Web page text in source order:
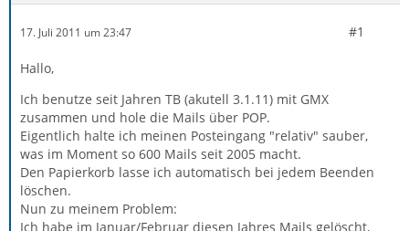
17. Juli 2011 um 23:47 #1
Hallo,
Ich benutze seit Jahren TB (akutell 3.1.11) mit GMX
zusammen und hole die Mails über POP.
Eigentlich halte ich meinen Posteingang "relativ" sauber,
was im Moment so 600 Mails seit 2005 macht.
Den Papierkorb lasse ich automatisch bei jedem Beenden
löschen.
Nun zu meinem Problem:
Ich habe im Januar/Februar diesen Jahres Mails gelöscht,